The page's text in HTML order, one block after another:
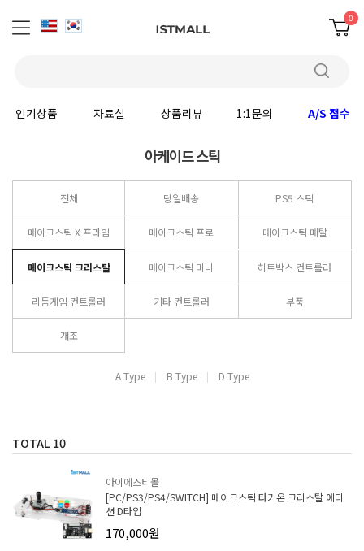
0
인기상품 자료실 상품리뷰 1:1문의 A/S 접수
아케이드 스틱
전체 당일배송 PS5 스틱
메이크스틱 X 프라임 메이크스틱 프로 메이크스틱 메탈
메이크스틱 크리스탈 메이크스틱 미니 히트박스 컨트롤러
리듬게임 컨트롤러 기타 컨트롤러 부품
개조
A Type B Type D Type
TOTAL 10
아이에스티몰
[PC/PS3/PS4/SWITCH] 메이크스틱 타키온 크리스탈 에디
션 D타입
170,000원